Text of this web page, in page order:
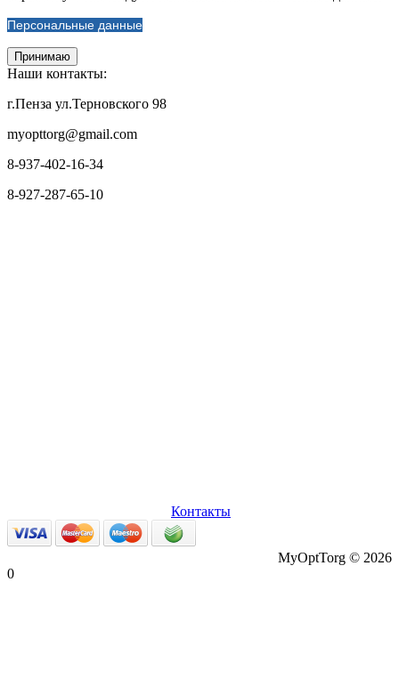
Персональные данные
Принимаю
Наши контакты:
г.Пенза ул.Терновского 98
myopttorg@gmail.com
8-937-402-16-34
8-927-287-65-10
Контакты
MyOptTorg © 2026
0